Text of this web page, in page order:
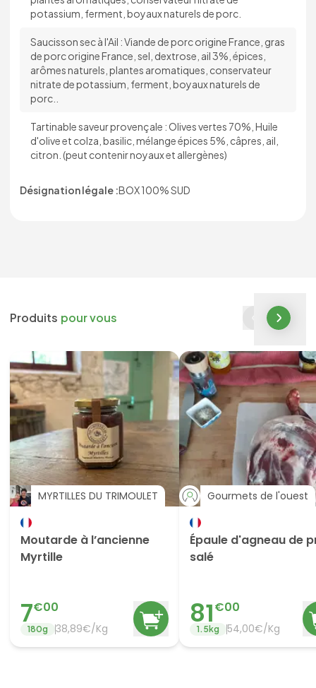
potassium, ferment, boyaux naturels de porc.
Saucisson sec à l'Ail : Viande de porc origine France, gras
de porc origine France, sel, dextrose, ail 3%, épices,
arômes naturels, plantes aromatiques, conservateur
nitrate de potassium, ferment, boyaux naturels de
porc..
Tartinable saveur provençale : Olives vertes 70%, Huile
d'olive et colza, basilic, mélange épices 5%, câpres, ail,
citron. (peut contenir noyaux et allergènes)
Désignation légale :BOX 100% SUD
Produits pour vous
MYRTILLES DU TRIMOULET
Moutarde à l’ancienne
Myrtille
7€00
180g 38,89€/Kg
Gourmets de l'ouest
Épaule d'agneau de
salé
81€00
1.5kg 54,00€/Kg